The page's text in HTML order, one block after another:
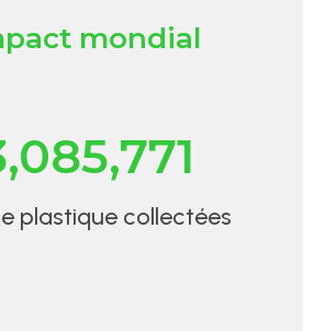
mondial
plastique collectées